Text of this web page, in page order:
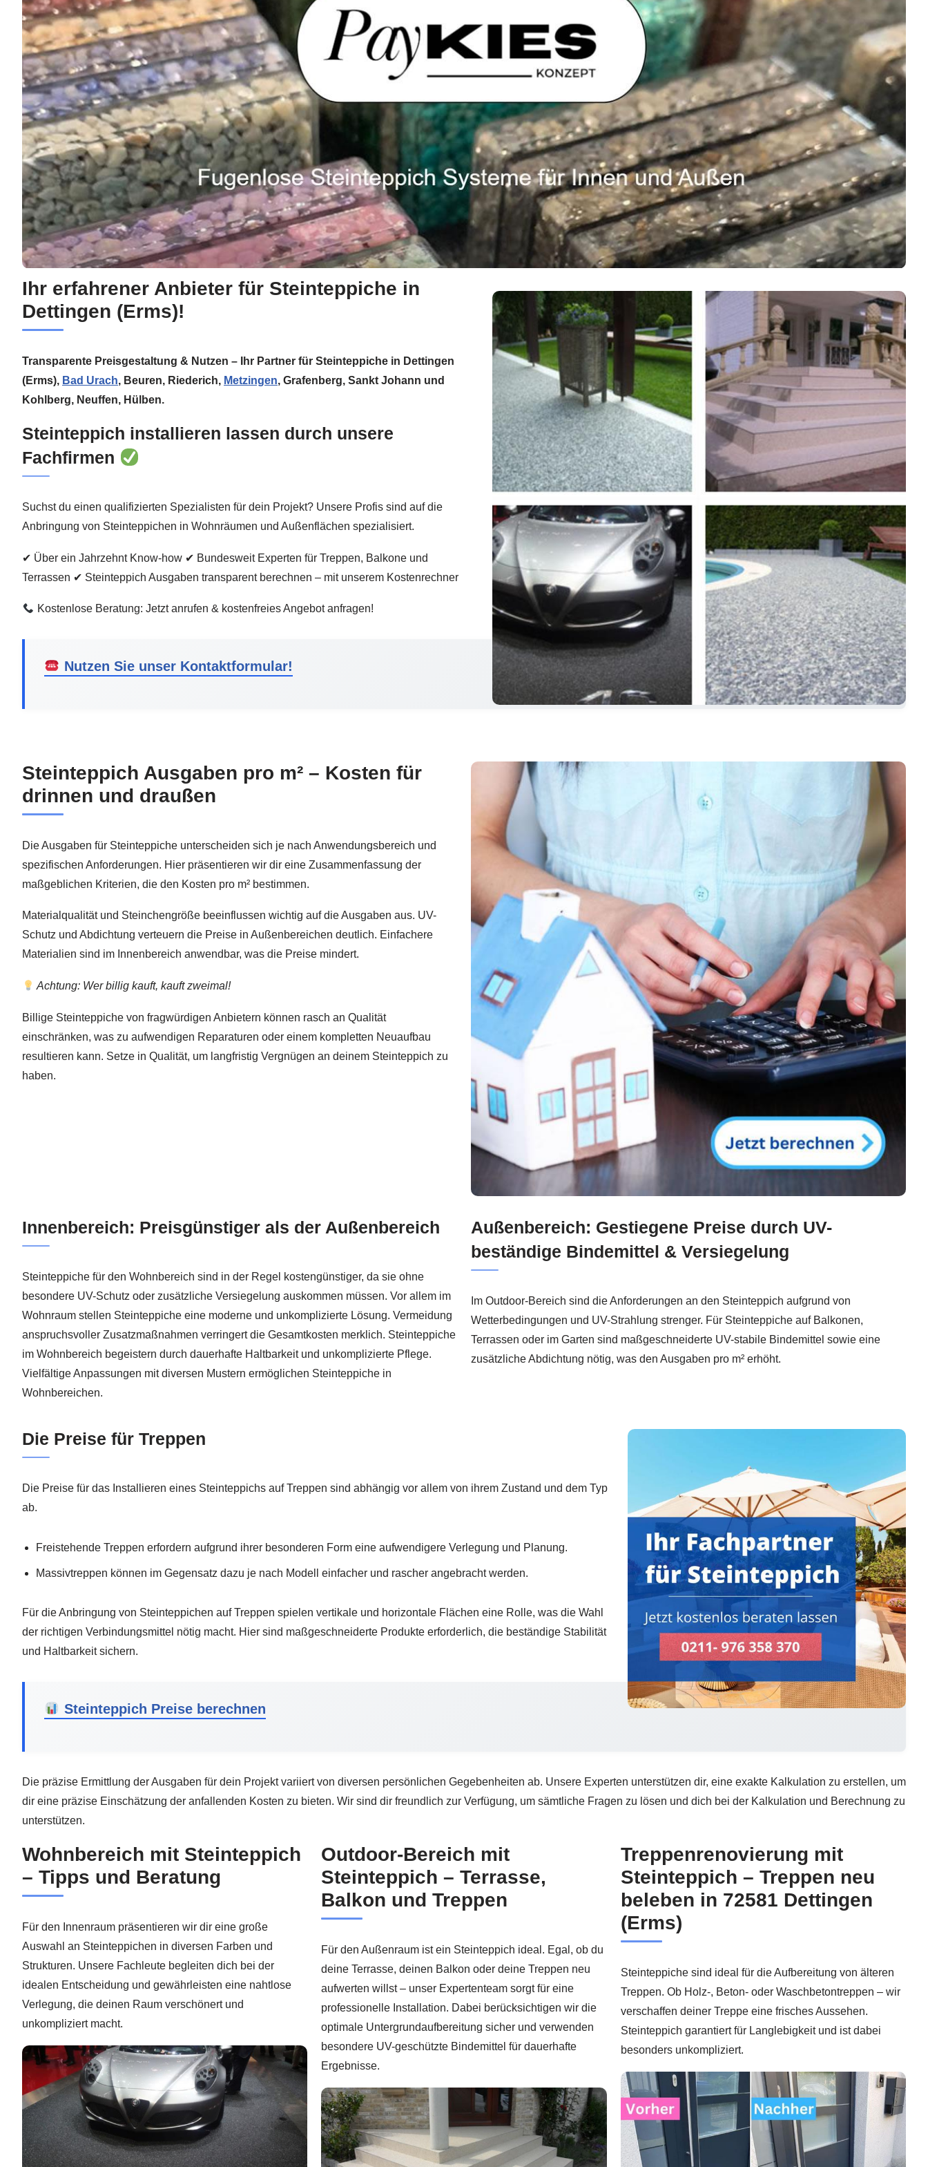
Ihr erfahrener Anbieter für Steinteppiche in
Dettingen (Erms)!
Transparente Preisgestaltung & Nutzen – Ihr Partner für Steinteppiche in Dettingen
(Erms), Bad Urach, Beuren, Riederich, Metzingen, Grafenberg, Sankt Johann und
Kohlberg, Neuffen, Hülben.
Steinteppich installieren lassen durch unsere
Fachfirmen
Suchst du einen qualifizierten Spezialisten für dein Projekt? Unsere Profis sind auf die
Anbringung von Steinteppichen in Wohnräumen und Außenflächen spezialisiert.
✔ Über ein Jahrzehnt Know-how ✔ Bundesweit Experten für Treppen, Balkone und
Terrassen ✔ Steinteppich Ausgaben transparent berechnen – mit unserem Kostenrechner
Kostenlose Beratung: Jetzt anrufen & kostenfreies Angebot anfragen!
Nutzen Sie unser Kontaktformular!
Steinteppich Ausgaben pro m² – Kosten für
drinnen und draußen
Die Ausgaben für Steinteppiche unterscheiden sich je nach Anwendungsbereich und
spezifischen Anforderungen. Hier präsentieren wir dir eine Zusammenfassung der
maßgeblichen Kriterien, die den Kosten pro m² bestimmen.
Materialqualität und Steinchengröße beeinflussen wichtig auf die Ausgaben aus. UV-
Schutz und Abdichtung verteuern die Preise in Außenbereichen deutlich. Einfachere
Materialien sind im Innenbereich anwendbar, was die Preise mindert.
Achtung: Wer billig kauft, kauft zweimal!
Billige Steinteppiche von fragwürdigen Anbietern können rasch an Qualität
einschränken, was zu aufwendigen Reparaturen oder einem kompletten Neuaufbau
resultieren kann. Setze in Qualität, um langfristig Vergnügen an deinem Steinteppich zu
haben.
Innenbereich: Preisgünstiger als der Außenbereich
Steinteppiche für den Wohnbereich sind in der Regel kostengünstiger, da sie ohne
besondere UV-Schutz oder zusätzliche Versiegelung auskommen müssen. Vor allem im
Wohnraum stellen Steinteppiche eine moderne und unkomplizierte Lösung. Vermeidung
anspruchsvoller Zusatzmaßnahmen verringert die Gesamtkosten merklich. Steinteppiche
im Wohnbereich begeistern durch dauerhafte Haltbarkeit und unkomplizierte Pflege.
Vielfältige Anpassungen mit diversen Mustern ermöglichen Steinteppiche in
Wohnbereichen.
Außenbereich: Gestiegene Preise durch UV-
beständige Bindemittel & Versiegelung
Im Outdoor-Bereich sind die Anforderungen an den Steinteppich aufgrund von
Wetterbedingungen und UV-Strahlung strenger. Für Steinteppiche auf Balkonen,
Terrassen oder im Garten sind maßgeschneiderte UV-stabile Bindemittel sowie eine
zusätzliche Abdichtung nötig, was den Ausgaben pro m² erhöht.
Die Preise für Treppen
Die Preise für das Installieren eines Steinteppichs auf Treppen sind abhängig vor allem von ihrem Zustand und dem Typ
ab.
Freistehende Treppen erfordern aufgrund ihrer besonderen Form eine aufwendigere Verlegung und Planung.
Massivtreppen können im Gegensatz dazu je nach Modell einfacher und rascher angebracht werden.
Für die Anbringung von Steinteppichen auf Treppen spielen vertikale und horizontale Flächen eine Rolle, was die Wahl
der richtigen Verbindungsmittel nötig macht. Hier sind maßgeschneiderte Produkte erforderlich, die beständige Stabilität
und Haltbarkeit sichern.
Steinteppich Preise berechnen
Die präzise Ermittlung der Ausgaben für dein Projekt variiert von diversen persönlichen Gegebenheiten ab. Unsere Experten unterstützen dir, eine exakte Kalkulation zu erstellen, um
dir eine präzise Einschätzung der anfallenden Kosten zu bieten. Wir sind dir freundlich zur Verfügung, um sämtliche Fragen zu lösen und dich bei der Kalkulation und Berechnung zu
unterstützen.
Wohnbereich mit Steinteppich
– Tipps und Beratung
Für den Innenraum präsentieren wir dir eine große
Auswahl an Steinteppichen in diversen Farben und
Strukturen. Unsere Fachleute begleiten dich bei der
idealen Entscheidung und gewährleisten eine nahtlose
Verlegung, die deinen Raum verschönert und
unkompliziert macht.
Outdoor-Bereich mit
Steinteppich – Terrasse,
Balkon und Treppen
Für den Außenraum ist ein Steinteppich ideal. Egal, ob du
deine Terrasse, deinen Balkon oder deine Treppen neu
aufwerten willst – unser Expertenteam sorgt für eine
professionelle Installation. Dabei berücksichtigen wir die
optimale Untergrundaufbereitung sicher und verwenden
besondere UV-geschützte Bindemittel für dauerhafte
Ergebnisse.
Treppenrenovierung mit
Steinteppich – Treppen neu
beleben in 72581 Dettingen
(Erms)
Steinteppiche sind ideal für die Aufbereitung von älteren
Treppen. Ob Holz-, Beton- oder Waschbetontreppen – wir
verschaffen deiner Treppe eine frisches Aussehen.
Steinteppich garantiert für Langlebigkeit und ist dabei
besonders unkompliziert.